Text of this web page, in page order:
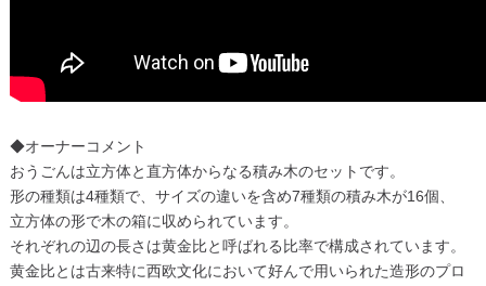
◆オーナーコメント
おうごんは立方体と直方体からなる積み木のセットです。
形の種類は4種類で、サイズの違いを含め7種類の積み木が16個、
立方体の形で木の箱に収められています。
それぞれの辺の長さは黄金比と呼ばれる比率で構成されています。
黄金比とは古来特に西欧文化において好んで用いられた造形のプロ